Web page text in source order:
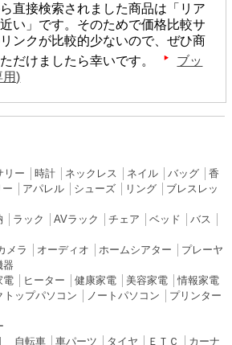
直接検索されました商品は「リア
い」です。そのためで価格比較サ
ンクが比較的少ないので、ぜひ商
だけましたら幸いです。
ブッ
用)
リー 時計│ ネックレス ネイル│ バッグ│ 香
ー アパレル│ シューズ│ リング│ ブレスレッ
ラック AVラック チェア ベッド バス
メラ オーディオ ホームシアター
プレーヤ
器
電│ ヒーター 健康家電│ 美容家電│情報家電
トップパソコン ノートパソコン
プリンター
自転車│ 車パーツ タイヤ ＥＴＣ カーナ